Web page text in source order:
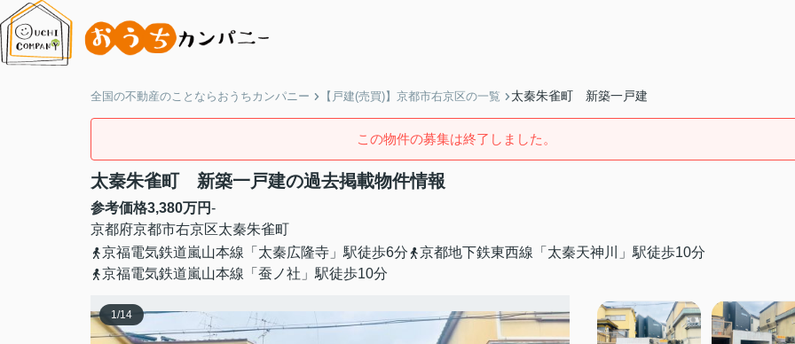
全国の不動産のことならおうちカンパニー 【戸建(売買)】京都市右京区の一覧 太秦朱雀町 新築一戸建
この物件の募集は終了しました。
太秦朱雀町 新築一戸建の過去掲載物件情報
参考価格3,380万円-
京都府京都市右京区太秦朱雀町
京福電気鉄道嵐山本線「太秦広隆寺」駅徒歩6分
京都地下鉄東西線「太秦天神川」駅徒歩10分
京福電気鉄道嵐山本線「蚕ノ社」駅徒歩10分
1/14